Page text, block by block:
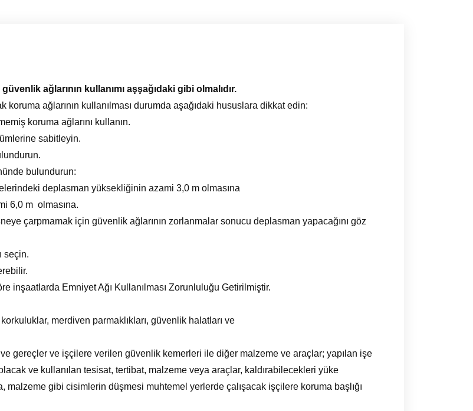
ağlarının kullanımı aşşağıdaki gibi olmalıdır.
ağlarının kullanılması durumda aşağıdaki hususlara dikkat edin:
koruma ağlarını kullanın.
sabitleyin.
bulundurun:
deplasman yüksekliğinin azami 3,0 m olmasına
6,0 m olmasına.
çarpmamak için güvenlik ağlarının zorlanmalar sonucu deplasman yapacağını göz
seçin.
inşaatlarda Emniyet Ağı Kullanılması Zorunluluğu Getirilmiştir.
merdiven parmaklıkları, güvenlik halatları ve
gereçler ve işçilere verilen güvenlik kemerleri ile diğer malzeme ve araçlar; yapılan işe
ve kullanılan tesisat, tertibat, malzeme veya araçlar, kaldırabilecekleri yüke
gibi cisimlerin düşmesi muhtemel yerlerde çalışacak işçilere koruma başlığı